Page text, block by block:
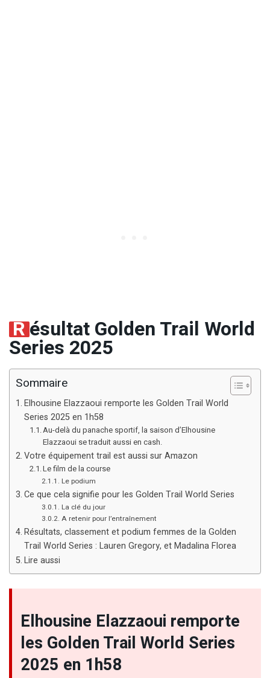
Résultat Golden Trail World
Series 2025
Sommaire
Elhousine Elazzaoui remporte les Golden Trail World
Series 2025 en 1h58
Au-delà du panache sportif, la saison d’Elhousine
Elazzaoui se traduit aussi en cash.
Votre équipement trail est aussi sur Amazon
Le film de la course
Le podium
Ce que cela signifie pour les Golden Trail World Series
La clé du jour
A retenir pour l’entraînement
Résultats, classement et podium femmes de la Golden
Trail World Series : Lauren Gregory, et Madalina Florea
Lire aussi
Elhousine Elazzaoui remporte
les Golden Trail World Series
2025 en 1h58